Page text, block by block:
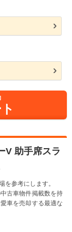
V 助手席スラ
を参考にします。
古車物件掲載数を持
車を売却する最適な